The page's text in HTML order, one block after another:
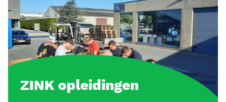
ZINK opleidingen